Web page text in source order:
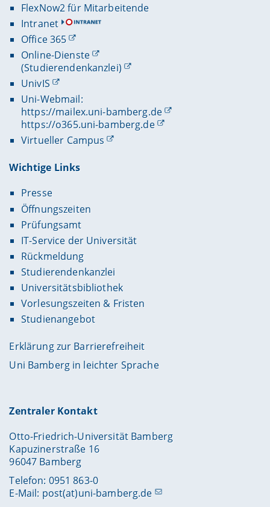
FlexNow2 für Mitarbeitende
Intranet
Office 365
Online-Dienste
(Studierendenkanzlei)
UnivIS
Uni-Webmail:
https://mailex.uni-bamberg.de
https://o365.uni-bamberg.de
Virtueller Campus
Wichtige Links
Presse
Öffnungszeiten
Prüfungsamt
IT-Service der Universität
Rückmeldung
Studierendenkanzlei
Universitätsbibliothek
Vorlesungszeiten & Fristen
Studienangebot
Erklärung zur Barrierefreiheit
Uni Bamberg in leichter Sprache
Zentraler Kontakt
Otto-Friedrich-Universität Bamberg
Kapuzinerstraße 16
96047 Bamberg
Telefon: 0951 863-0
E-Mail: post(at)uni-bamberg.de